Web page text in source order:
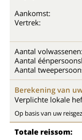
Aankomst:
Vertrek:
Aantal volwassenen:
Aantal
Aantal
Berekening van
Verplichte lokale
Op basis van uw
Totale reissom: